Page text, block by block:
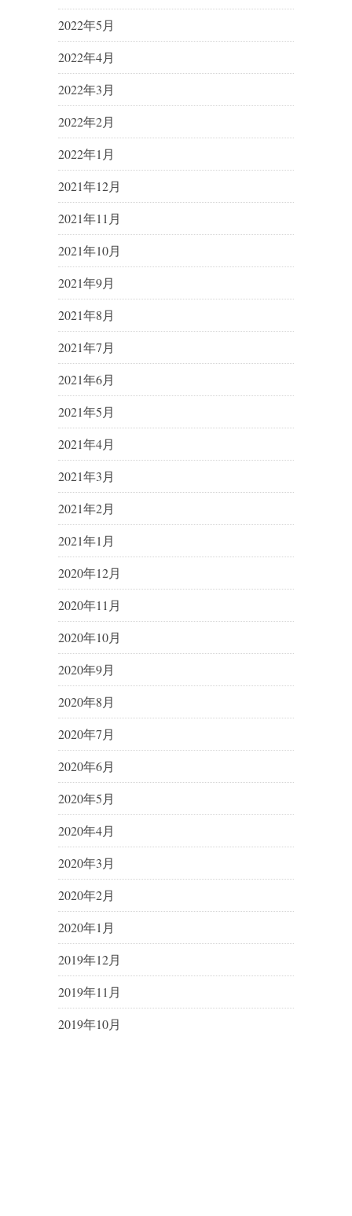
2022年5月
2022年4月
2022年3月
2022年2月
2022年1月
2021年12月
2021年11月
2021年10月
2021年9月
2021年8月
2021年7月
2021年6月
2021年5月
2021年4月
2021年3月
2021年2月
2021年1月
2020年12月
2020年11月
2020年10月
2020年9月
2020年8月
2020年7月
2020年6月
2020年5月
2020年4月
2020年3月
2020年2月
2020年1月
2019年12月
2019年11月
2019年10月